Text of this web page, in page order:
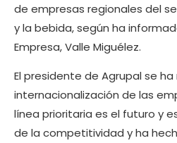
de empresas regionales del
y la bebida, según ha
Empresa, Valle Miguélez.
El presidente de Agrupal se
internacionalización de las
línea prioritaria es el futuro y
de la competitividad y ha